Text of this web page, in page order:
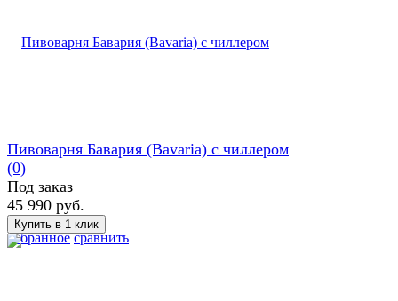
избранное сравнить
Пивоварня Бавария (Bavaria) с чиллером
(0)
Под заказ
45 990 руб.